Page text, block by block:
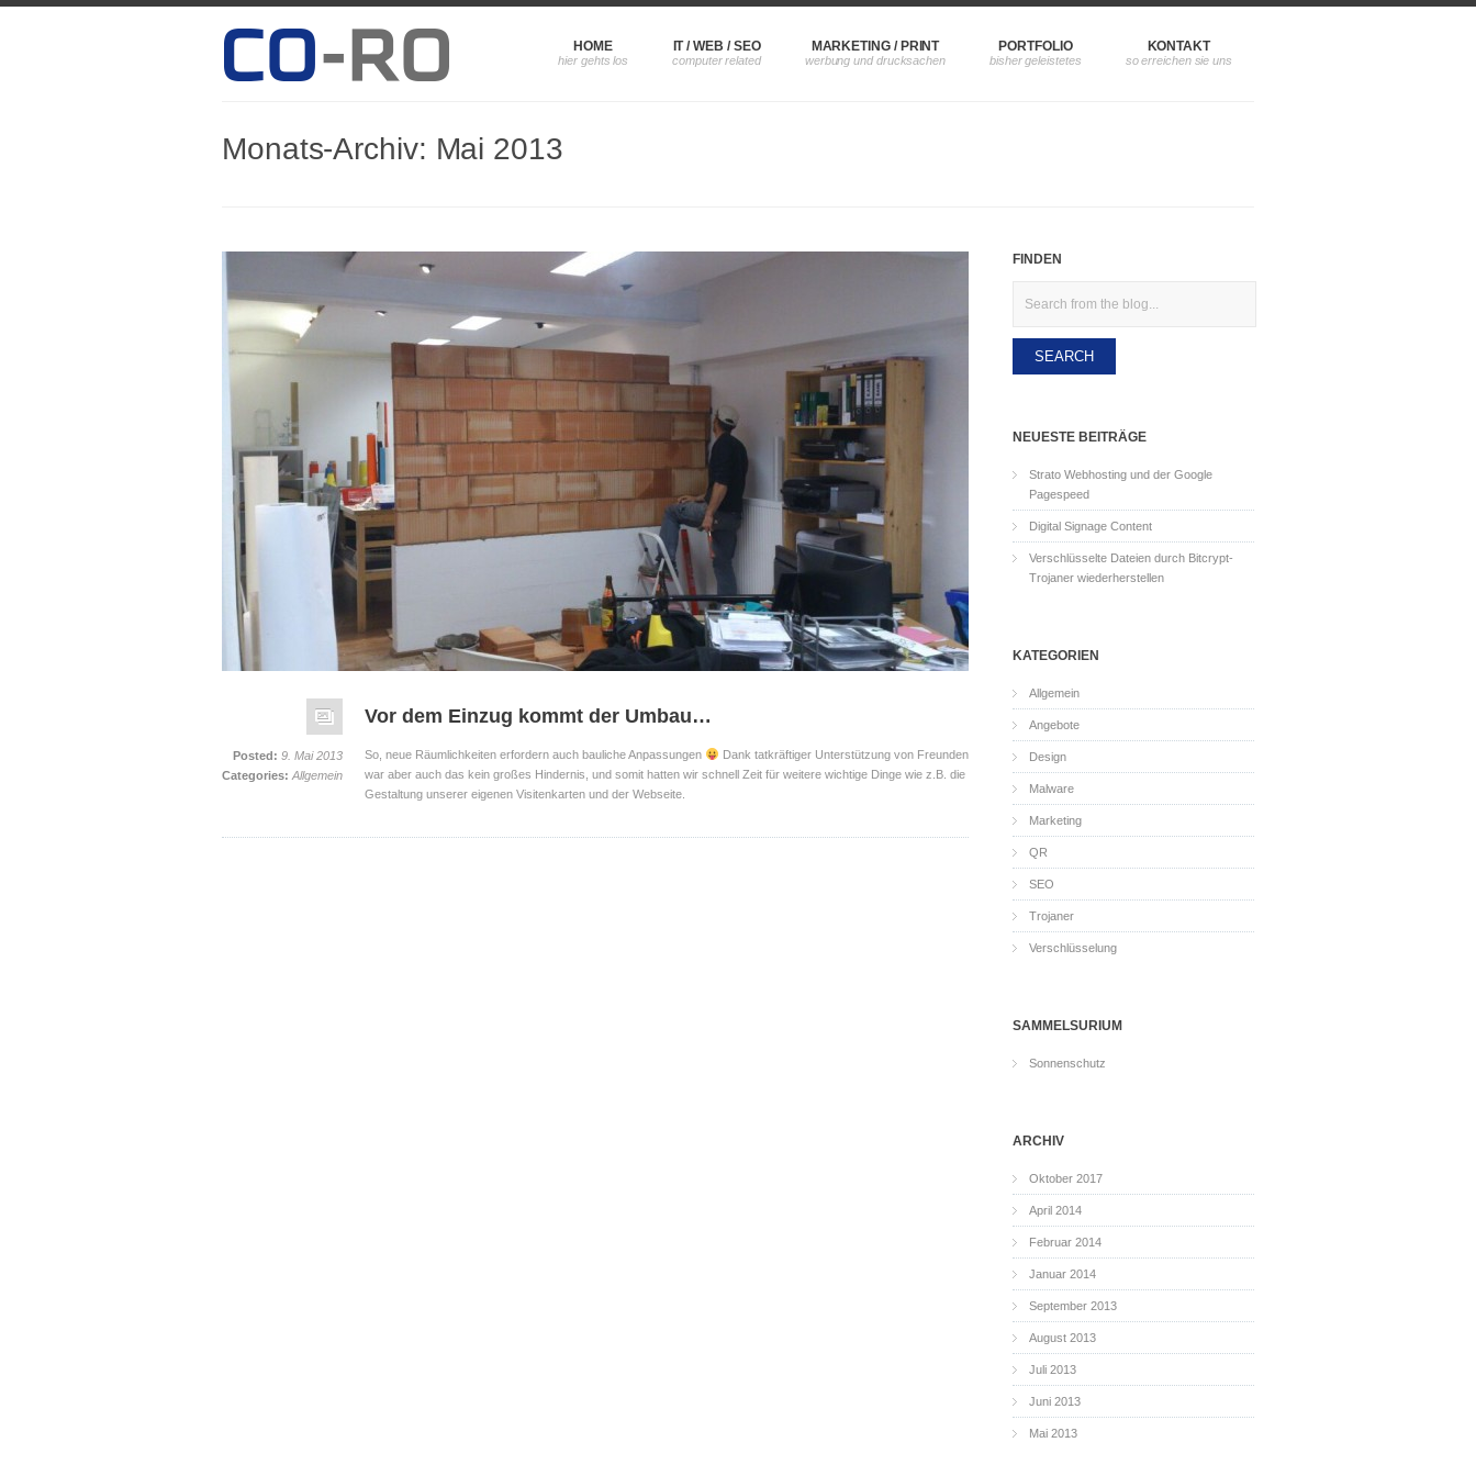
HOME IT / WEB / SEO MARKETING / PRINT PORTFOLIO KONTAKT
Monats-Archiv: Mai 2013
Vor dem Einzug kommt der Umbau…
So, neue Räumlichkeiten erfordern auch bauliche Anpassungen
Dank tatkräftiger Unterstützung von Freunden
war aber auch das kein großes Hindernis, und somit hatten wir schnell Zeit für weitere wichtige Dinge wie z.B. die
Gestaltung unserer eigenen Visitenkarten und der Webseite.
Posted: 9. Mai 2013
Categories: Allgemein
FINDEN
NEUESTE BEITRÄGE
Strato Webhosting und der Google
Pagespeed
Digital Signage Content
Verschlüsselte Dateien durch Bitcrypt-
Trojaner wiederherstellen
KATEGORIEN
Allgemein
Angebote
Design
Malware
Marketing
QR
SEO
Trojaner
Verschlüsselung
SAMMELSURIUM
Sonnenschutz
ARCHIV
Oktober 2017
April 2014
Februar 2014
Januar 2014
September 2013
August 2013
Juli 2013
Juni 2013
Mai 2013